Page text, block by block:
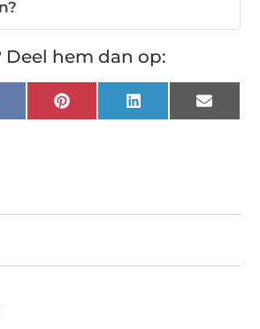
Deel hem dan op:
Pinterest LinkedIn Email